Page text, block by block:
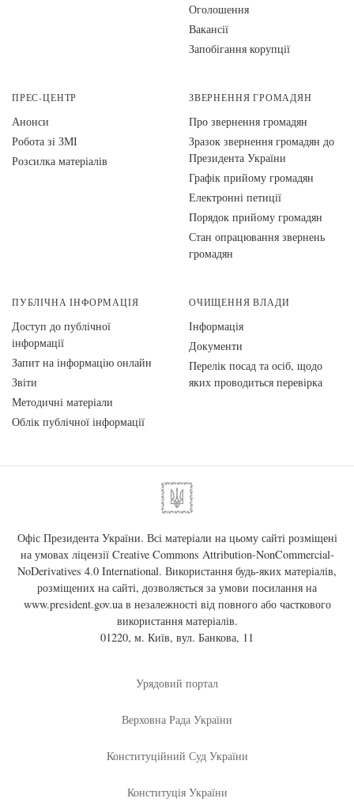
Оголошення
Вакансії
Запобігання корупції
ПРЕС-ЦЕНТР
Анонси
Робота зі ЗМІ
Розсилка матеріалів
ЗВЕРНЕННЯ ГРОМАДЯН
Про звернення громадян
Зразок звернення громадян до
Президента України
Графік прийому громадян
Електронні петиції
Порядок прийому громадян
Стан опрацювання звернень
громадян
ПУБЛІЧНА ІНФОРМАЦІЯ
Доступ до публічної
інформації
Запит на інформацію онлайн
Звіти
Методичні матеріали
Облік публічної інформації
ОЧИЩЕННЯ ВЛАДИ
Інформація
Документи
Перелік посад та осіб, щодо
яких проводиться перевірка
Офіс Президента України. Всі матеріали на цьому сайті розміщені
на умовах ліцензії Creative Commons Attribution-NonCommercial-
NoDerivatives 4.0 International. Використання будь-яких матеріалів,
розміщених на сайті, дозволяється за умови посилання на
www.president.gov.uaв незалежності від повного або часткового
використання матеріалів.
01220, м. Київ, вул. Банкова, 11
Урядовий портал
Верховна Рада України
Конституційний Суд України
Конституція України